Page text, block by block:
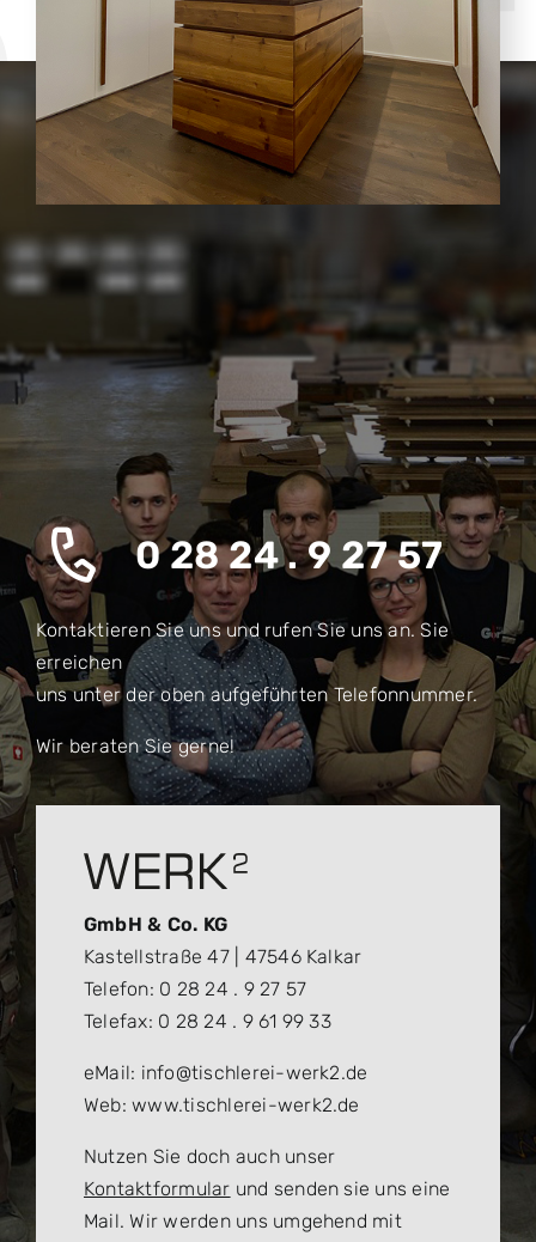
0 28 24 . 9 27 57
Kontaktieren Sie uns und rufen Sie uns an. Sie
erreichen
uns unter der oben aufgeführten Telefonnummer.
Wir beraten Sie gerne!
GmbH & Co. KG
Kastellstraße 47 | 47546 Kalkar
Telefon: 0 28 24 . 9 27 57
Telefax: 0 28 24 . 9 61 99 33
eMail: info@tischlerei-werk2.de
Web: www.tischlerei-werk2.de
Nutzen Sie doch auch unser
Kontaktformular und senden sie uns eine
Mail. Wir werden uns umgehend mit